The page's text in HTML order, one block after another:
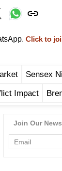
Click to
Sensex
Impact